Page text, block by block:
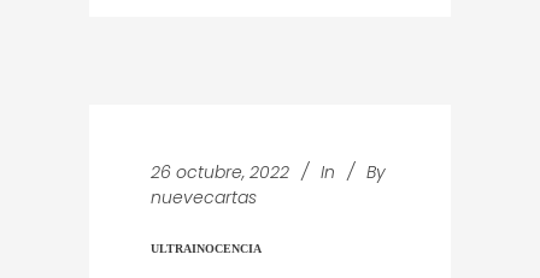
26 octubre, 2022 In
By
nuevecartas
ULTRAINOCENCIA